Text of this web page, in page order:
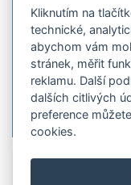
hosting
Kliknutím na
technické,
abychom vám
stránek, měřit
reklamu. Další
dalších citlivých
preference
cookies.